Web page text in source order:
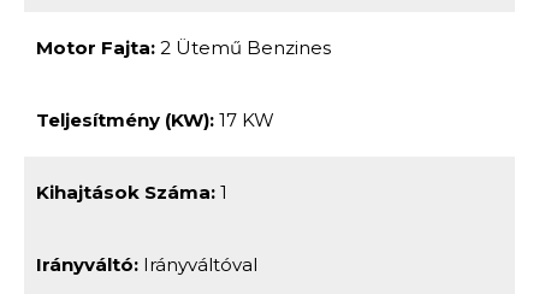
Motor Fajta: 2 Ütemű Benzines
Teljesítmény (kW): 17 KW
Kihajtások Száma: 1
Irányváltó: Irányváltóval